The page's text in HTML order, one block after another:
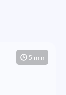
5 min